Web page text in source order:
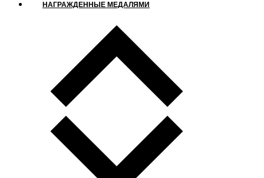
НАГРАЖДЕННЫЕ МЕДАЛЯМИ